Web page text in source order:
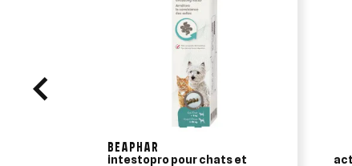
BEAPHAR
intestopro pour chats et